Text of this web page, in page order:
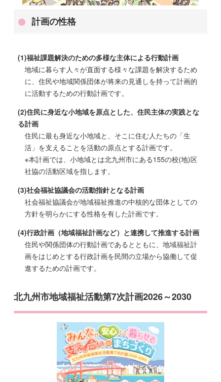
計画の性格
(1)福祉課題解決のための多様な主体による行動計画
地域に暮らす人々が直面する様々な課題を解決するため
に、住民や地域関係団体が将来の見通しを持って計画的
に活動するための行動計画です。
(2)住民に身近な小地域を原点とした、住民主体の実践とな
る計画
住民に最も身近な小地域と、そこに住む人たちの「生
活」を支えることを活動の原点とする計画です。
※本計画では、小地域とは北九州市にある155の校(地)区
社協の活動区域を指します。
(3)社会福祉協議会の活動指針となる計画
社会福祉協議会が地域福祉推進の中核的な団体としての
方針を明らかにする性格を有した計画です。
(4)行政計画（地域福祉計画など）と連携して推進する計画
住民や関係団体の行動計画であるとともに、地域福祉計
画をはじめとする行政計画を民間の立場から協働して促
進するための計画です。
北九州市地域福祉活動第7次計画2026～2030